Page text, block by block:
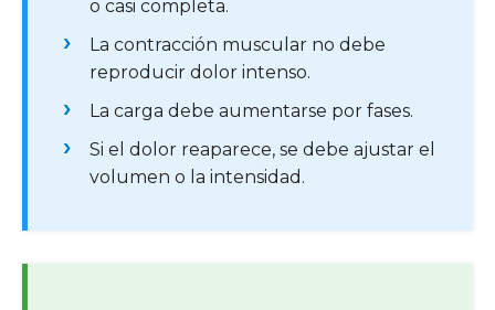
o casi completa.
La contracción muscular no debe
reproducir dolor intenso.
La carga debe aumentarse por fases.
Si el dolor reaparece, se debe ajustar el
volumen o la intensidad.